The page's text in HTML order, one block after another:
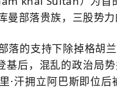
曼部落贵族，三股势
落的支持下除掉格胡
基后，混乱的政治局
·汗拥立阿巴斯即位